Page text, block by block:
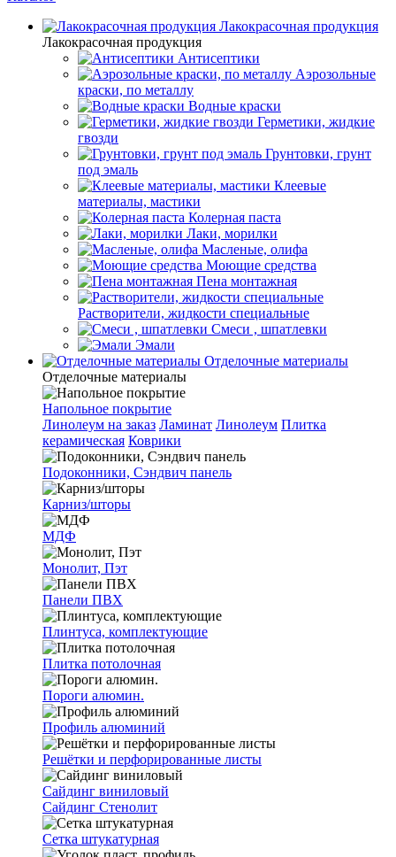
Лакокрасочная продукция
Лакокрасочная продукция
Антисептики
Аэрозольные
краски, по металлу
Водные краски
Герметики, жидкие
гвозди
Грунтовки, грунт
под эмаль
Клеевые
материалы, мастики
Колерная паста
Лаки, морилки
Масленые, олифа
Моющие средства
Пена монтажная
Растворители, жидкости специальные
Смеси , шпатлевки
Эмали
Отделочные материалы
Отделочные материалы
Напольное покрытие
Линолеум на заказ Ламинат Линолеум Плитка
керамическая Коврики
Подоконники, Сэндвич панель
Карниз/шторы
МДФ
Монолит, Пэт
Панели ПВХ
Плинтуса, комплектующие
Плитка потолочная
Пороги алюмин.
Профиль алюминий
Решётки и перфорированные листы
Сайдинг виниловый
Сайдинг Стенолит
Сетка штукатурная